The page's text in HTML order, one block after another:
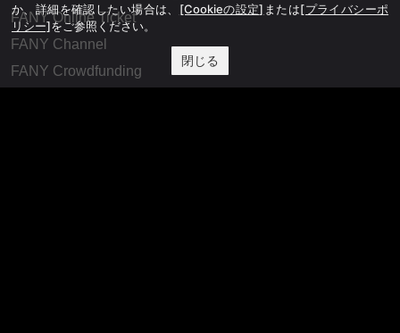
FANY Online Ticket
FANY Channel
FANY Crowdfunding
か、詳細を確認したい場合は、 [Cookieの設定] または[プライバシーポ
リシー]をご参照ください。
閉じる